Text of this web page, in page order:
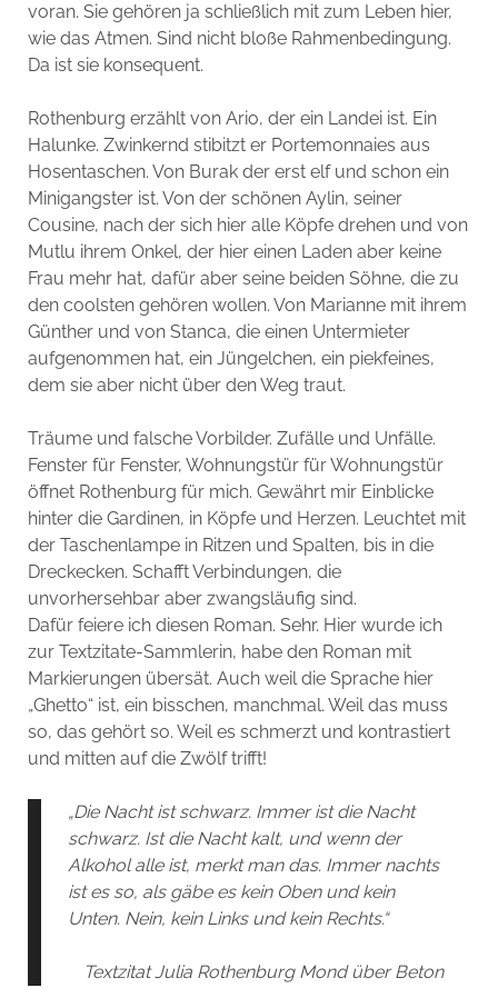
voran. Sie gehören ja schließlich mit zum Leben hier,
wie das Atmen. Sind nicht bloße Rahmenbedingung.
Da ist sie konsequent.
Rothenburg erzählt von Ario, der ein Landei ist. Ein
Halunke. Zwinkernd stibitzt er Portemonnaies aus
Hosentaschen. Von Burak der erst elf und schon ein
Minigangster ist. Von der schönen Aylin, seiner
Cousine, nach der sich hier alle Köpfe drehen und von
Mutlu ihrem Onkel, der hier einen Laden aber keine
Frau mehr hat, dafür aber seine beiden Söhne, die zu
den coolsten gehören wollen. Von Marianne mit ihrem
Günther und von Stanca, die einen Untermieter
aufgenommen hat, ein Jüngelchen, ein piekfeines,
dem sie aber nicht über den Weg traut.
Träume und falsche Vorbilder. Zufälle und Unfälle.
Fenster für Fenster, Wohnungstür für Wohnungstür
öffnet Rothenburg für mich. Gewährt mir Einblicke
hinter die Gardinen, in Köpfe und Herzen. Leuchtet mit
der Taschenlampe in Ritzen und Spalten, bis in die
Dreckecken. Schafft Verbindungen, die
unvorhersehbar aber zwangsläufig sind.
Dafür feiere ich diesen Roman. Sehr. Hier wurde ich
zur Textzitate-Sammlerin, habe den Roman mit
Markierungen übersät. Auch weil die Sprache hier
„Ghetto“ ist, ein bisschen, manchmal. Weil das muss
so, das gehört so. Weil es schmerzt und kontrastiert
und mitten auf die Zwölf trifft!
„Die Nacht ist schwarz. Immer ist die Nacht
schwarz. Ist die Nacht kalt, und wenn der
Alkohol alle ist, merkt man das. Immer nachts
ist es so, als gäbe es kein Oben und kein
Unten. Nein, kein Links und kein Rechts.“
Textzitat Julia Rothenburg Mond über Beton